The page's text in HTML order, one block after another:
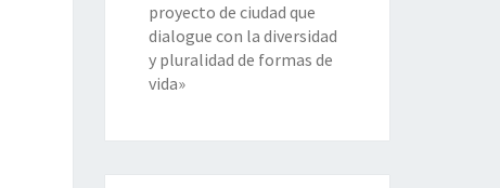
proyecto de ciudad que
dialogue con la diversidad
y pluralidad de formas de
vida»